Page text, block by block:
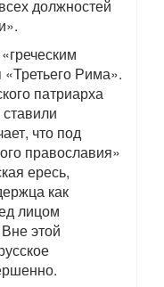
должностей
Рима».
патриарха
что под
православия»
ересь,
как
лицом
этой